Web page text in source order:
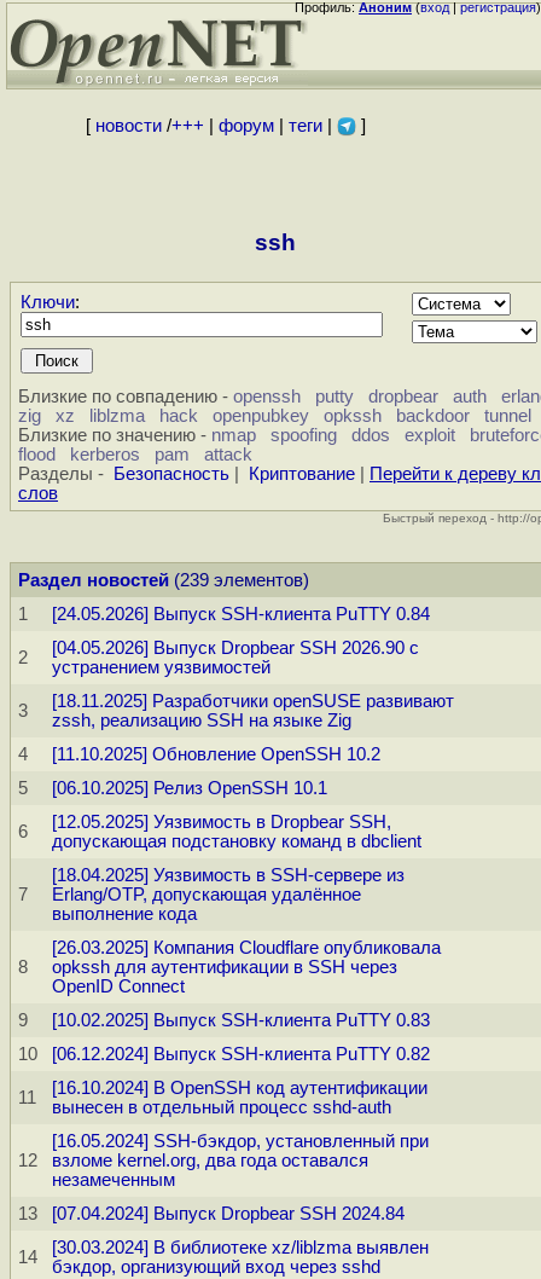
Профиль:Аноним(вход|регистрация)
[ новости/+++ форум| теги| ]
ssh
Ключи:
Близкие по совпадению - openssh putty dropbear auth
zig
xz liblzma hack openpubkey opkssh backdoor
tunnel
Близкие по значению - nmap spoofing ddos exploit
flood
kerberos pam
attack
Разделы -
Безопасность Криптование
Перейти к дереву
слов
Быстрый переход - http://
Раздел новостей (239 элементов)
1
[24.05.2026] Выпуск SSH-клиента PuTTY 0.84
2
[04.05.2026] Выпуск Dropbear SSH 2026.90 с
устранением уязвимостей
3
[18.11.2025] Разработчики openSUSE развивают
zssh, реализацию SSH на языке Zig
4
[11.10.2025] Обновление OpenSSH 10.2
5
[06.10.2025] Релиз OpenSSH 10.1
6
[12.05.2025] Уязвимость в Dropbear SSH,
допускающая подстановку команд в dbclient
7
[18.04.2025] Уязвимость в SSH-сервере из
Erlang/OTP, допускающая удалённое
выполнение кода
8
[26.03.2025] Компания Cloudflare опубликовала
opkssh для аутентификации в SSH через
OpenID Connect
9
[10.02.2025] Выпуск SSH-клиента PuTTY 0.83
10
[06.12.2024] Выпуск SSH-клиента PuTTY 0.82
11
[16.10.2024] В OpenSSH код аутентификации
вынесен в отдельный процесс sshd-auth
12
[16.05.2024] SSH-бэкдор, установленный при
взломе kernel.org, два года оставался
незамеченным
13
[07.04.2024] Выпуск Dropbear SSH 2024.84
14
[30.03.2024] В библиотеке xz/liblzma выявлен
бэкдор, организующий вход через sshd